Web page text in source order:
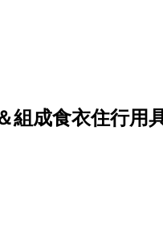
組成食衣住行用